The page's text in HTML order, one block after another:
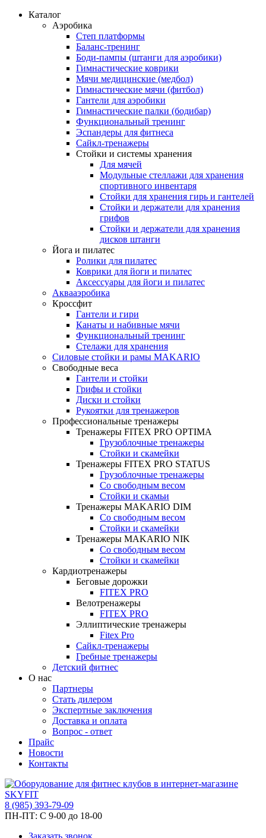
Каталог
Аэробика
Степ платформы
Баланс-тренинг
Боди-пампы (штанги для аэробики)
Гимнастические коврики
Мячи медицинские (медбол)
Гимнастические мячи (фитбол)
Гантели для аэробики
Гимнастические палки (бодибар)
Функциональный тренинг
Эспандеры для фитнеса
Сайкл-тренажеры
Стойки и системы хранения
Для мячей
Модульные стеллажи для хранения
спортивного инвентаря
Стойки для хранения гирь и гантелей
Стойки и держатели для хранения
грифов
Стойки и держатели для хранения
дисков штанги
Йога и пилатес
Ролики для пилатес
Коврики для йоги и пилатес
Аксессуары для йоги и пилатес
Аквааэробика
Кроссфит
Гантели и гири
Канаты и набивные мячи
Функциональный тренинг
Стелажи для хранения
Силовые стойки и рамы MAKARIO
Свободные веса
Гантели и стойки
Грифы и стойки
Диски и стойки
Рукоятки для тренажеров
Профессиональные тренажеры
Тренажеры FITEX PRO OPTIMA
Грузоблочные тренажеры
Стойки и скамейки
Тренажеры FITEX PRO STATUS
Грузоблочные тренажеры
Со свободным весом
Стойки и скамьи
Тренажеры MAKARIO DIM
Со свободным весом
Стойки и скамейки
Тренажеры MAKARIO NIK
Со свободным весом
Стойки и скамейки
Кардиотренажеры
Беговые дорожки
FITEX PRO
Велотренажеры
FITEX PRO
Эллиптические тренажеры
Fitex Pro
Сайкл-тренажеры
Гребные тренажеры
Детский фитнес
О нас
Партнеры
Стать дилером
Экспертные заключения
Доставка и оплата
Вопрос - ответ
Прайс
Новости
Контакты
8 (985) 393-79-09
ПН-ПТ: С 9-00 до 18-00
Заказать звонок